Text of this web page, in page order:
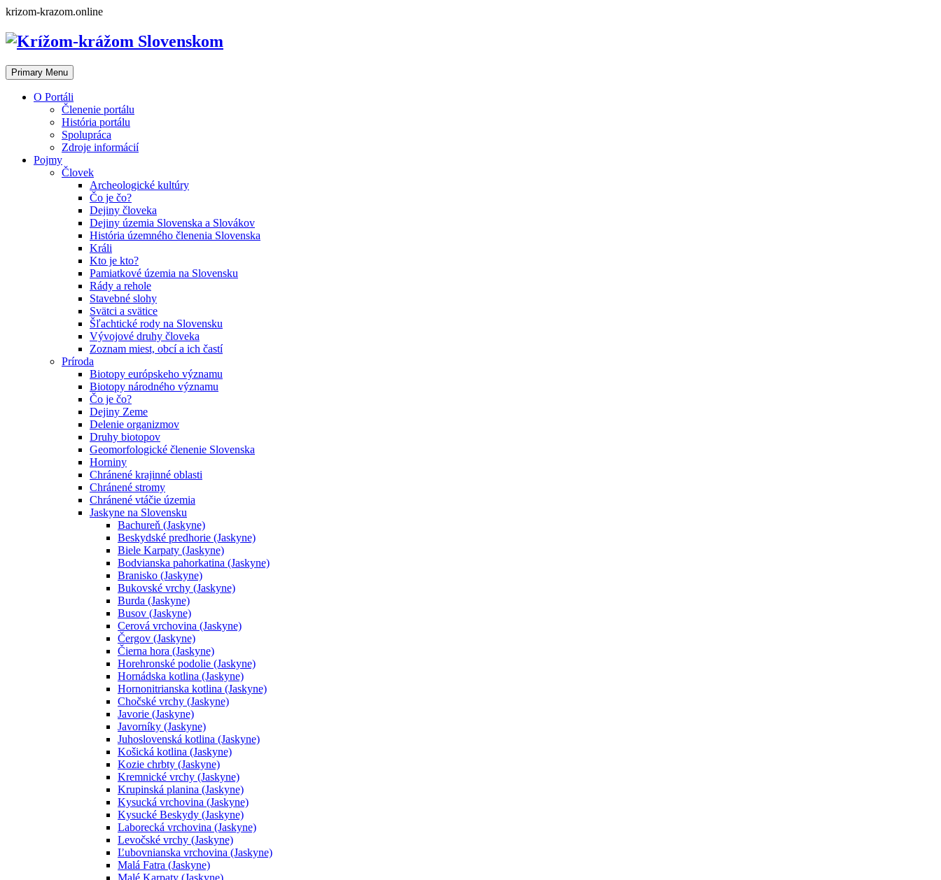
Skip
content
krizom-krazom.online
Primary Menu
O Portáli
Členenie portálu
História portálu
Spolupráca
Zdroje informácií
Pojmy
Človek
Archeologické kultúry
Čo je čo?
Dejiny človeka
Dejiny územia Slovenska a Slovákov
História územného členenia Slovenska
Králi
Kto je kto?
Pamiatkové územia na Slovensku
Rády a rehole
Stavebné slohy
Svätci a svätice
Šľachtické rody na Slovensku
Vývojové druhy človeka
Zoznam miest, obcí a ich častí
Príroda
Biotopy európskeho významu
Biotopy národného významu
Čo je čo?
Dejiny Zeme
Delenie organizmov
Druhy biotopov
Geomorfologické členenie Slovenska
Horniny
Chránené krajinné oblasti
Chránené stromy
Chránené vtáčie územia
Jaskyne na Slovensku
Bachureň (Jaskyne)
Beskydské predhorie (Jaskyne)
Biele Karpaty (Jaskyne)
Bodvianska pahorkatina (Jaskyne)
Branisko (Jaskyne)
Bukovské vrchy (Jaskyne)
Burda (Jaskyne)
Busov (Jaskyne)
Cerová vrchovina (Jaskyne)
Čergov (Jaskyne)
Čierna hora (Jaskyne)
Horehronské podolie (Jaskyne)
Hornádska kotlina (Jaskyne)
Hornonitrianska kotlina (Jaskyne)
Chočské vrchy (Jaskyne)
Javorie (Jaskyne)
Javorníky (Jaskyne)
Juhoslovenská kotlina (Jaskyne)
Košická kotlina (Jaskyne)
Kozie chrbty (Jaskyne)
Kremnické vrchy (Jaskyne)
Krupinská planina (Jaskyne)
Kysucká vrchovina (Jaskyne)
Kysucké Beskydy (Jaskyne)
Laborecká vrchovina (Jaskyne)
Levočské vrchy (Jaskyne)
Ľubovnianska vrchovina (Jaskyne)
Malá Fatra (Jaskyne)
Malé Karpaty (Jaskyne)